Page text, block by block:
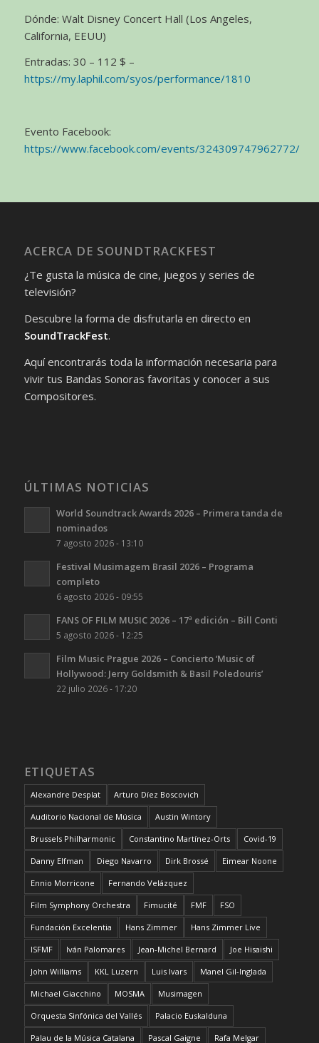
Dónde: Walt Disney Concert Hall (Los Angeles,
California, EEUU)
Entradas: 30 – 112 $ –
https://my.laphil.com/syos/performance/1810
Evento Facebook:
https://www.facebook.com/events/324309747962772/
ACERCA DE SOUNDTRACKFEST
¿Te gusta la música de cine, juegos y series de
televisión?
Descubre la forma de disfrutarla en directo en
SoundTrackFest.
Aquí encontrarás toda la información necesaria para
vivir tus Bandas Sonoras favoritas y conocer a sus
Compositores.
ÚLTIMAS NOTICIAS
World Soundtrack Awards 2026 – Primera tanda de
nominados
7 agosto 2026 - 13:10
Festival Musimagem Brasil 2026 – Programa
completo
6 agosto 2026 - 09:55
FANS OF FILM MUSIC 2026 – 17ª edición – Bill Conti
5 agosto 2026 - 12:25
Film Music Prague 2026 – Concierto ‘Music of
Hollywood: Jerry Goldsmith & Basil Poledouris’
22 julio 2026 - 17:20
ETIQUETAS
Alexandre Desplat Arturo Díez Boscovich
Auditorio Nacional de Música Austin Wintory
Brussels Philharmonic Constantino Martínez-Orts Covid-19
Danny Elfman Diego Navarro Dirk Brossé Eimear Noone
Ennio Morricone Fernando Velázquez
Film Symphony Orchestra Fimucité FMF FSO
Fundación Excelentia Hans Zimmer Hans Zimmer Live
ISFMF Iván Palomares Jean-Michel Bernard Joe Hisaishi
John Williams KKL Luzern Luis Ivars Manel Gil-Inglada
Michael Giacchino MOSMA Musimagen
Orquesta Sinfónica del Vallés Palacio Euskalduna
Palau de la Música Catalana Pascal Gaigne Rafa Melgar